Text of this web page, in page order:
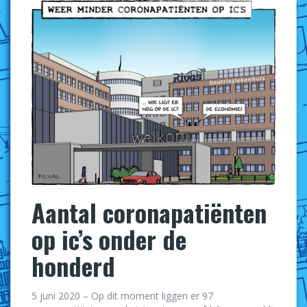
Aantal coronapatiënten
op ic’s onder de
honderd
5 juni 2020 – Op dit moment liggen er 97